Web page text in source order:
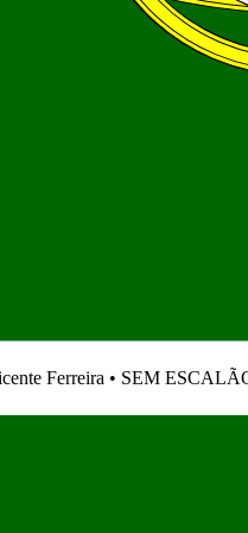
Ferreira • SEM